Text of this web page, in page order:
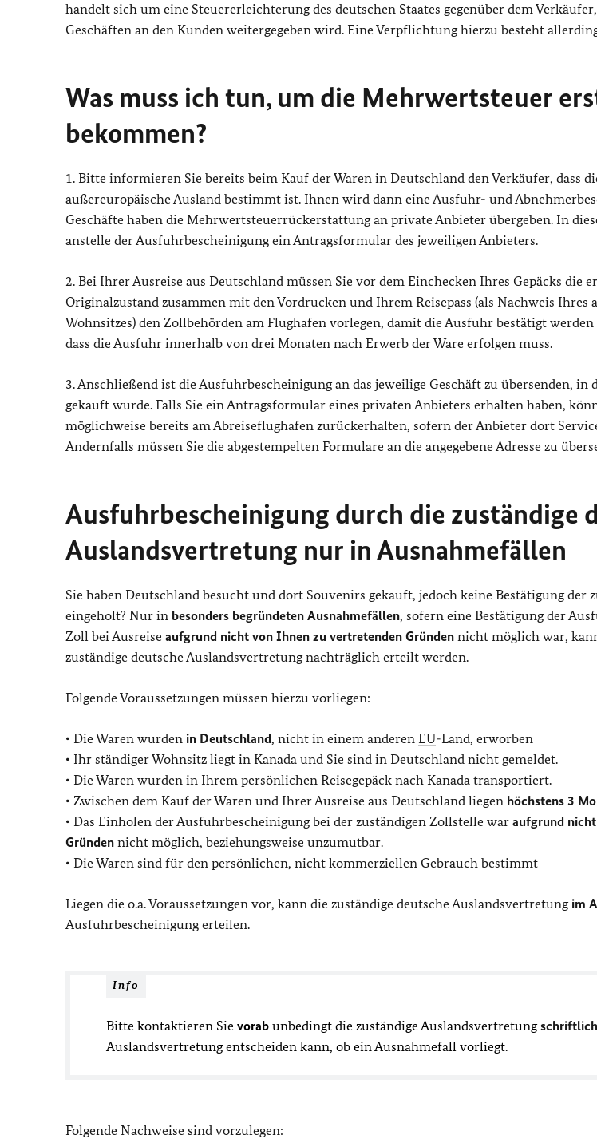
handelt sich um eine Steuererleichterung des deutschen Staates gegenüber dem
Geschäften an den Kunden weitergegeben wird. Eine Verpflichtung hierzu besteht
Was muss ich tun, um die Mehrwertsteuer
bekommen?
1. Bitte informieren Sie bereits beim Kauf der Waren in Deutschland den Verkäufer, dass
außereuropäische Ausland bestimmt ist. Ihnen wird dann eine Ausfuhr- und
Geschäfte haben die Mehrwertsteuerrückerstattung an private Anbieter übergeben. In
anstelle der Ausfuhrbescheinigung ein Antragsformular des jeweiligen Anbieters.
2. Bei Ihrer Ausreise aus Deutschland müssen Sie vor dem Einchecken Ihres Gepäcks die
Originalzustand zusammen mit den Vordrucken und Ihrem Reisepass (als Nachweis Ihres
Wohnsitzes) den Zollbehörden am Flughafen vorlegen, damit die Ausfuhr bestätigt werden
dass die Ausfuhr innerhalb von drei Monaten nach Erwerb der Ware erfolgen muss.
3. Anschließend ist die Ausfuhrbescheinigung an das jeweilige Geschäft zu übersenden, in
gekauft wurde. Falls Sie ein Antragsformular eines privaten Anbieters erhalten haben,
möglichweise bereits am Abreiseflughafen zurückerhalten, sofern der Anbieter dort
Andernfalls müssen Sie die abgestempelten Formulare an die angegebene Adresse zu
Ausfuhrbescheinigung durch die zuständige
Auslandsvertretung nur in Ausnahmefällen
Sie haben Deutschland besucht und dort Souvenirs gekauft, jedoch keine Bestätigung der
eingeholt? Nur in besonders begründeten Ausnahmefällen, sofern eine Bestätigung der
Zoll bei Ausreise aufgrund nicht von Ihnen zu vertretenden Gründen nicht möglich war,
zuständige deutsche Auslandsvertretung nachträglich erteilt werden.
Folgende Voraussetzungen müssen hierzu vorliegen:
• Die Waren wurden in Deutschland, nicht in einem anderen EU-Land, erworben
• Ihr ständiger Wohnsitz liegt in Kanada und Sie sind in Deutschland nicht gemeldet.
• Die Waren wurden in Ihrem persönlichen Reisegepäck nach Kanada transportiert.
• Zwischen dem Kauf der Waren und Ihrer Ausreise aus Deutschland liegen höchstens 3
• Das Einholen der Ausfuhrbescheinigung bei der zuständigen Zollstelle war aufgrund
Gründen nicht möglich, beziehungsweise unzumutbar.
• Die Waren sind für den persönlichen, nicht kommerziellen Gebrauch bestimmt
Liegen die o.a. Voraussetzungen vor, kann die zuständige deutsche Auslandsvertretung im
Ausfuhrbescheinigung erteilen.
Info
Bitte kontaktieren Sie vorab unbedingt die zuständige Auslandsvertretungschriftlich
Auslandsvertretung entscheiden kann, ob ein Ausnahmefall vorliegt.
Folgende Nachweise sind vorzulegen: